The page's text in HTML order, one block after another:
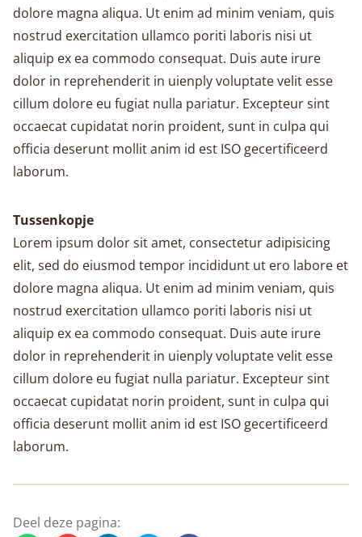
dolore magna aliqua. Ut enim ad minim veniam, quis
nostrud exercitation ullamco poriti laboris nisi ut
aliquip ex ea commodo consequat. Duis aute irure
dolor in reprehenderit in uienply voluptate velit esse
cillum dolore eu fugiat nulla pariatur. Excepteur sint
occaecat cupidatat norin proident, sunt in culpa qui
officia deserunt mollit anim id est ISO gecertificeerd
laborum.
Tussenkopje
Lorem ipsum dolor sit amet, consectetur adipisicing
elit, sed do eiusmod tempor incididunt ut ero labore et
dolore magna aliqua. Ut enim ad minim veniam, quis
nostrud exercitation ullamco poriti laboris nisi ut
aliquip ex ea commodo consequat. Duis aute irure
dolor in reprehenderit in uienply voluptate velit esse
cillum dolore eu fugiat nulla pariatur. Excepteur sint
occaecat cupidatat norin proident, sunt in culpa qui
officia deserunt mollit anim id est ISO gecertificeerd
laborum.
Deel deze pagina: